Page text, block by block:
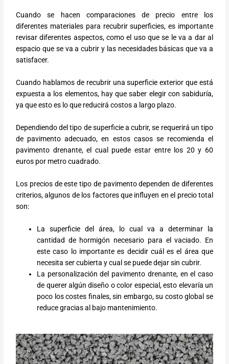
Cuando se hacen comparaciones de precio entre los
diferentes materiales para recubrir superficies, es importante
revisar diferentes aspectos, como el uso que se le va a dar al
espacio que se va a cubrir y las necesidades básicas que va a
satisfacer.
Cuando hablamos de recubrir una superficie exterior que está
expuesta a los elementos, hay que saber elegir con sabiduría,
ya que esto es lo que reducirá costos a largo plazo.
Dependiendo del tipo de superficie a cubrir, se requerirá un tipo
de pavimento adecuado, en estos casos se recomienda el
pavimento drenante, el cual puede estar entre los 20 y 60
euros por metro cuadrado.
Los precios de este tipo de pavimento dependen de diferentes
criterios, algunos de los factores que influyen en el precio total
son:
La superficie del área, lo cual va a determinar la
cantidad de hormigón necesario para el vaciado. En
este caso lo importante es decidir cuál es el área que
necesita ser cubierta y cual se puede dejar sin cubrir.
La personalización del pavimento drenante, en el caso
de querer algún diseño o color especial, esto elevaría un
poco los costes finales, sin embargo, su costo global se
reduce gracias al bajo mantenimiento.